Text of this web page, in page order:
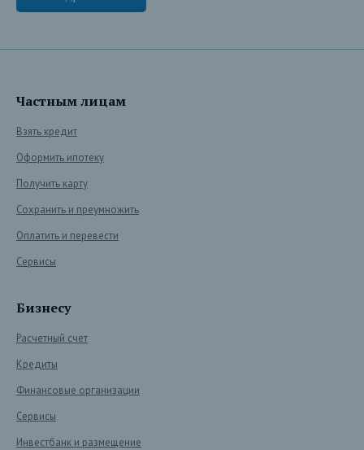
Частным лицам
Взять кредит
Оформить ипотеку
Получить карту
Сохранить и преумножить
Оплатить и перевести
Сервисы
Бизнесу
Расчетный счет
Кредиты
Финансовые организации
Сервисы
Инвестбанк и размещение